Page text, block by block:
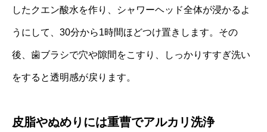
したクエン酸水を作り、シャワーヘッド全体が浸かるよ
うにして、30分から1時間ほどつけ置きします。その
後、歯ブラシで穴や隙間をこすり、しっかりすすぎ洗い
をすると透明感が戻ります。
皮脂やぬめりには重曹でアルカリ洗浄